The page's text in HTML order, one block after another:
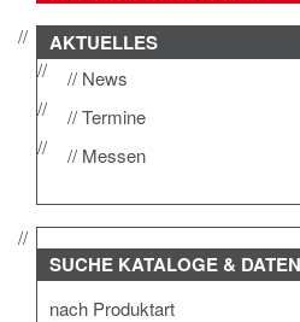
AKTUELLES
News
Termine
Messen
SUCHE KATALOGE &
nach Produktart